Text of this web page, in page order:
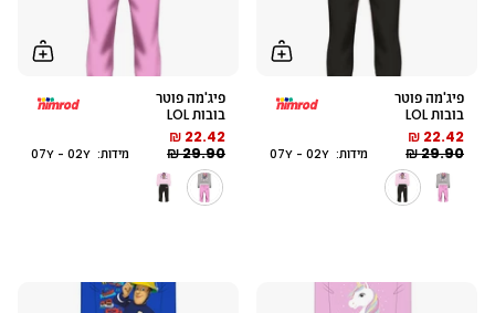
פיג'מה פוטר
בובות LOL
22.42 ₪
29.90 ₪
מידות: 07Y - 02Y
פיג'מה פוטר
בובות LOL
22.42 ₪
29.90 ₪
מידות: 07Y - 02Y